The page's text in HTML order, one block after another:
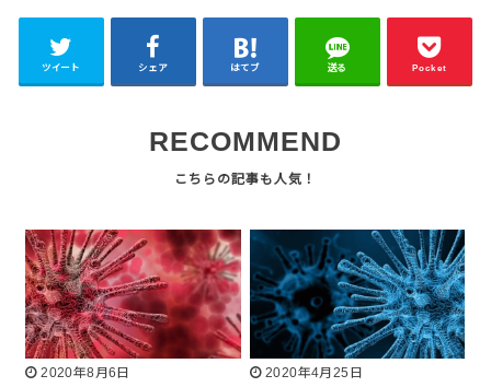
ツイート シェア はてブ 送る Pocket
RECOMMEND
2020年8月6日
2020年4月25日